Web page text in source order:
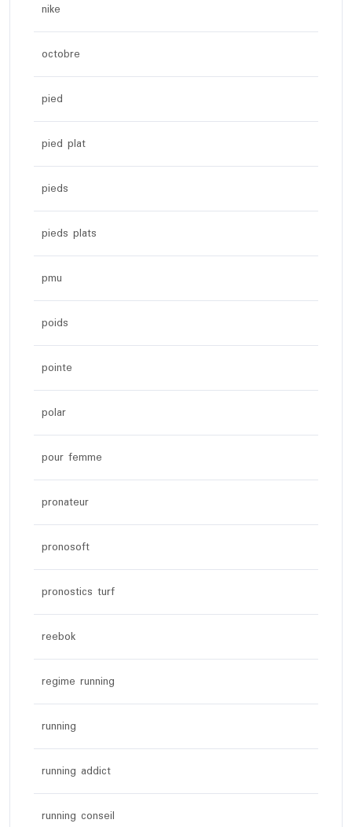
nike
octobre
pied
pied plat
pieds
pieds plats
pmu
poids
pointe
polar
pour femme
pronateur
pronosoft
pronostics turf
reebok
regime running
running
running addict
running conseil